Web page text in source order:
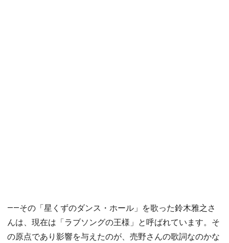
――その「星くずのダンス・ホール」を歌った鈴木雅之さ
んは、現在は「ラブソングの王様」と呼ばれています。そ
の原点であり影響を与えたのが、売野さんの歌詞なのかな